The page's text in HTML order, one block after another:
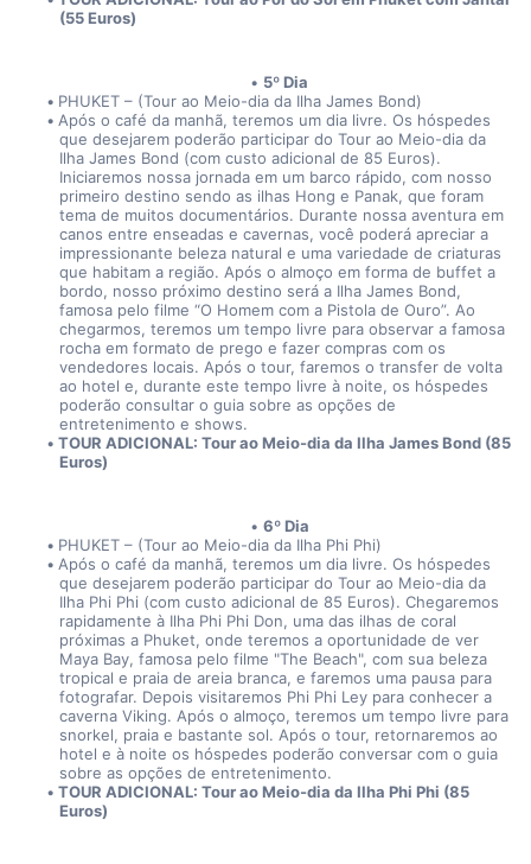
(55 Euros)
5º Dia
PHUKET – (Tour ao Meio-dia da Ilha James Bond)
Após o café da manhã, teremos um dia livre. Os hóspedes
que desejarem poderão participar do Tour ao Meio-dia da
Ilha James Bond (com custo adicional de 85 Euros).
Iniciaremos nossa jornada em um barco rápido, com nosso
primeiro destino sendo as ilhas Hong e Panak, que foram
tema de muitos documentários. Durante nossa aventura em
canos entre enseadas e cavernas, você poderá apreciar a
impressionante beleza natural e uma variedade de criaturas
que habitam a região. Após o almoço em forma de buffet a
bordo, nosso próximo destino será a Ilha James Bond,
famosa pelo filme “O Homem com a Pistola de Ouro”. Ao
chegarmos, teremos um tempo livre para observar a famosa
rocha em formato de prego e fazer compras com os
vendedores locais. Após o tour, faremos o transfer de volta
ao hotel e, durante este tempo livre à noite, os hóspedes
poderão consultar o guia sobre as opções de
entretenimento e shows.
TOUR ADICIONAL: Tour ao Meio-dia da Ilha James Bond (85
Euros)
6º Dia
PHUKET – (Tour ao Meio-dia da Ilha Phi Phi)
Após o café da manhã, teremos um dia livre. Os hóspedes
que desejarem poderão participar do Tour ao Meio-dia da
Ilha Phi Phi (com custo adicional de 85 Euros). Chegaremos
rapidamente à Ilha Phi Phi Don, uma das ilhas de coral
próximas a Phuket, onde teremos a oportunidade de ver
Maya Bay, famosa pelo filme "The Beach", com sua beleza
tropical e praia de areia branca, e faremos uma pausa para
fotografar. Depois visitaremos Phi Phi Ley para conhecer a
caverna Viking. Após o almoço, teremos um tempo livre para
snorkel, praia e bastante sol. Após o tour, retornaremos ao
hotel e à noite os hóspedes poderão conversar com o guia
sobre as opções de entretenimento.
TOUR ADICIONAL: Tour ao Meio-dia da Ilha Phi Phi (85
Euros)